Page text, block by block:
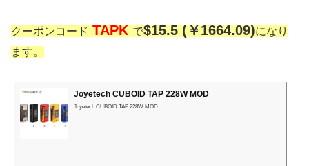
クーポンコードTAPKで$15.5 (￥1664.09)になり
ます。
Joyetech CUBOID TAP 228W MOD
Joyetech CUBOID TAP 228W MOD